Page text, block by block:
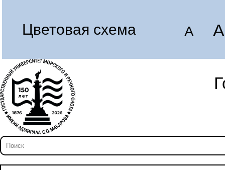
Цветовая схема A A